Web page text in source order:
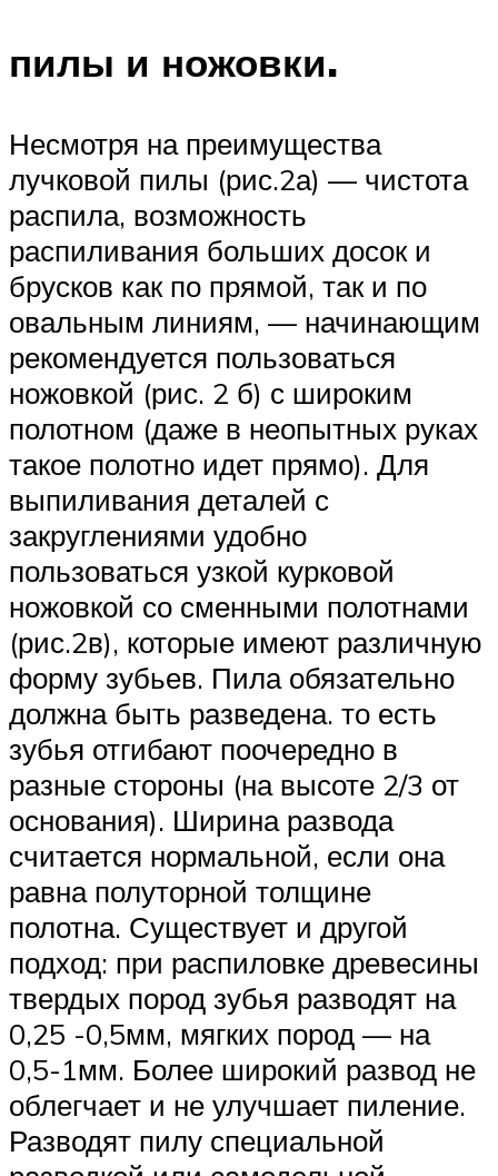
пилы и ножовки.
Несмотря на преимущества
лучковой пилы (рис.2а) — чистота
распила, возможность
распиливания больших досок и
брусков как по прямой, так и по
овальным линиям, — начинающим
рекомендуется пользоваться
ножовкой (рис. 2 б) с широким
полотном (даже в неопытных руках
такое полотно идет прямо). Для
выпиливания деталей с
закруглениями удобно
пользоваться узкой курковой
ножовкой со сменными полотнами
(рис.2в), которые имеют различную
форму зубьев. Пила обязательно
должна быть разведена. то есть
зубья отгибают поочередно в
разные стороны (на высоте 2/3 от
основания). Ширина развода
считается нормальной, если она
равна полуторной толщине
полотна. Существует и другой
подход: при распиловке древесины
твердых пород зубья разводят на
0,25 -0,5мм, мягких пород — на
0,5-1мм. Более широкий развод не
облегчает и не улучшает пиление.
Разводят пилу специальной